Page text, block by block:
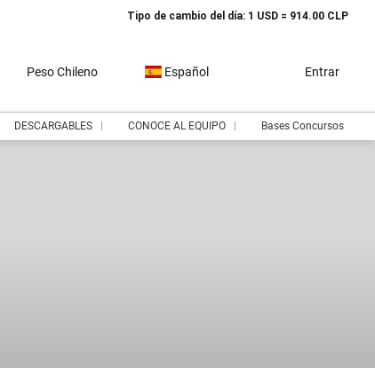
Tipo de cambio del día: 1 USD = 914.00 CLP
Peso Chileno Español Entrar
DESCARGABLES CONOCE AL EQUIPO Bases Concursos